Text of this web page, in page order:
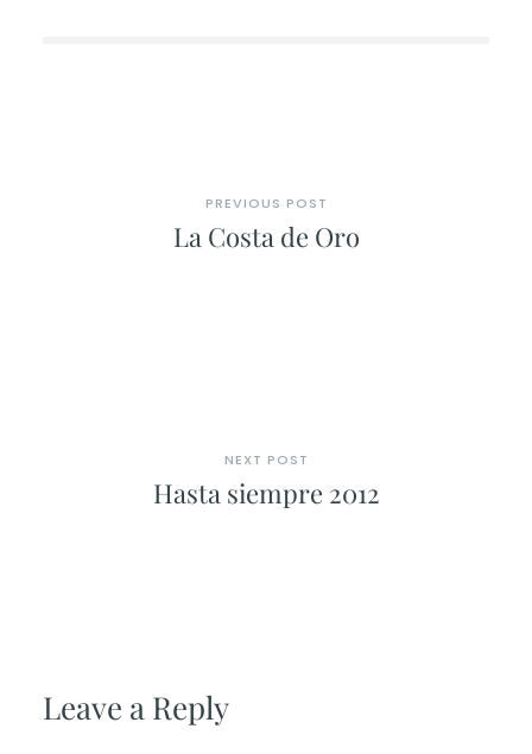
PREVIOUS POST
La Costa de Oro
NEXT POST
Hasta siempre 2012
Leave a Reply